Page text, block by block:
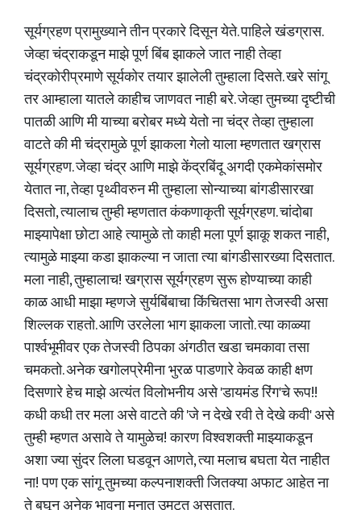
सूर्यग्रहण प्रामुख्याने तीन प्रकारे दिसून येते. पाहिले खंडग्रास.
जेव्हा चंद्राकडून माझे पूर्ण बिंब झाकले जात नाही तेव्हा
चंद्रकोरीप्रमाणे सूर्यकोर तयार झालेली तुम्हाला दिसते. खरे सांगू
तर आम्हाला यातले काहीच जाणवत नाही बरे. जेव्हा तुमच्या दृष्टीची
पातळी आणि मी याच्या बरोबर मध्ये येतो ना चंद्र तेव्हा तुम्हाला
वाटते की मी चंद्रामुळे पूर्ण झाकला गेलो याला म्हणतात खग्रास
सूर्यग्रहण. जेव्हा चंद्र आणि माझे केंद्रबिंदू अगदी एकमेकांसमोर
येतात ना, तेव्हा पृथ्वीवरुन मी तुम्हाला सोन्याच्या बांगडीसारखा
दिसतो, त्यालाच तुम्ही म्हणतात कंकणाकृती सूर्यग्रहण. चांदोबा
माझ्यापेक्षा छोटा आहे त्यामुळे तो काही मला पूर्ण झाकू शकत नाही,
त्यामुळे माझ्या कडा झाकल्या न जाता त्या बांगडीसारख्या दिसतात.
मला नाही, तुम्हालाच! खग्रास सूर्यग्रहण सुरू होण्याच्या काही
काळ आधी माझा म्हणजे सुर्यबिंबाचा किंचितसा भाग तेजस्वी असा
शिल्लक राहतो. आणि उरलेला भाग झाकला जातो. त्या काळ्या
पार्श्वभूमीवर एक तेजस्वी ठिपका अंगठीत खडा चमकावा तसा
चमकतो. अनेक खगोलप्रेमीना भुरळ पाडणारे केवळ काही क्षण
दिसणारे हेच माझे अत्यंत विलोभनीय असे 'डायमंड रिंग'चे रूप!!
कधी कधी तर मला असे वाटते की 'जे न देखे रवी ते देखे कवी' असे
तुम्ही म्हणत असावे ते यामुळेच! कारण विश्वशक्ती माझ्याकडून
अशा ज्या सुंदर लिला घडवून आणते, त्या मलाच बघता येत नाहीत
ना! पण एक सांगू तुमच्या कल्पनाशक्ती जितक्या अफाट आहेत ना